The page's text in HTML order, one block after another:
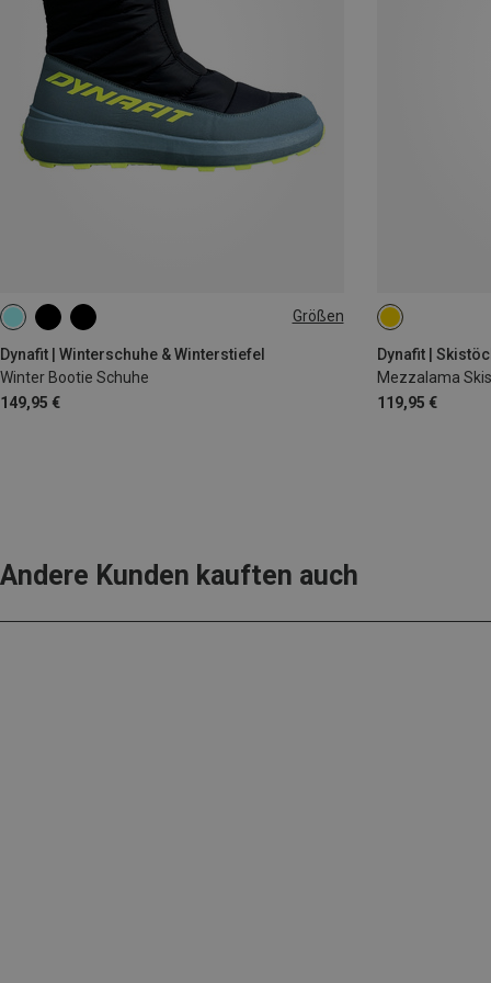
Größen
Dynafit | Winterschuhe & Winterstiefel
Winter Bootie Schuhe
149,95 €
35|36|37|38
44|45|46
46.5|47|48
Dynafit |
Mezzalama
119,95 €
115CM
125CM
Andere Kunden kauften auch